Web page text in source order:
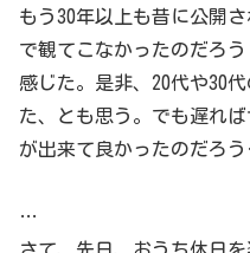
もう30年以上も昔に公開
で観てこなかったのだろ
感じた。是非、20代や30
た、とも思う。でも遅れ
が出来て良かったのだろう
…